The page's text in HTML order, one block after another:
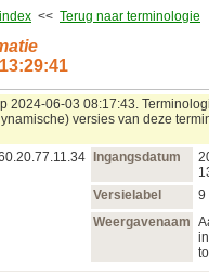
<< Terug naar terminologie
2024‑06‑03 08:17:43.
versies van deze
Ingangsdatum
Versielabel
9
Weergavenaam